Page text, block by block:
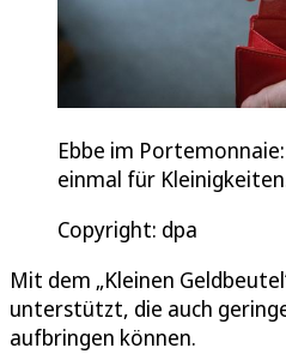
Ebbe im
einmal für
Copyright: dpa
Mit dem „Kleinen
unterstützt, die auch
aufbringen können.